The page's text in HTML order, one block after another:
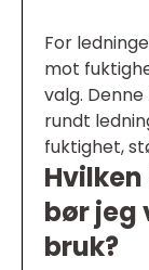
For
mot
valg.
rundt
fuktighet,
bør jeg
bruk?